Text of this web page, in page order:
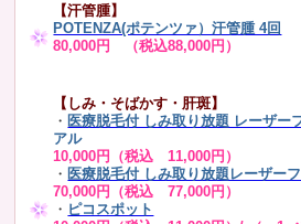
【汗管腫】
POTENZA(ポテンツァ）汗管腫 4回
80,000円 （税込88,000円）
【しみ・そばかす・肝斑】
・ 医療脱毛付 しみ取り放題 レーザー
アル
10,000円（税込 11,000円）
・ 医療脱毛付 しみ取り放題レーザー
70,000円（税込 77,000円）
・ ピコスポット